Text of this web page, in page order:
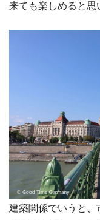
来ても楽しめると思
建築関係でいうと、